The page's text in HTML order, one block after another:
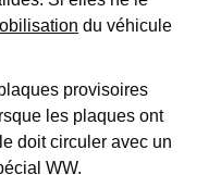
du véhicule
provisoires
les plaques ont
doit circuler avec un
WW.